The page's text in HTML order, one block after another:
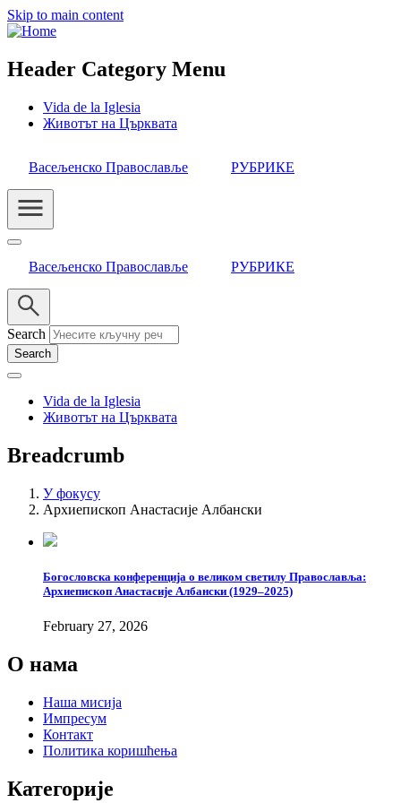
Skip to main content
Header Category Menu
Vida de la Iglesia
Животът на Църквата
Васељенско Православље РУБРИКЕ
Васељенско Православље РУБРИКЕ
Search
Vida de la Iglesia
Животът на Църквата
Breadcrumb
У фокусу
Архиепископ Анастасије Албански
Богословска конференција о великом светилу Православља:
Архиепископ Анастасије Албански (1929–2025)
February 27, 2026
О нама
Наша мисија
Импресум
Контакт
Политика коришћења
Категорије